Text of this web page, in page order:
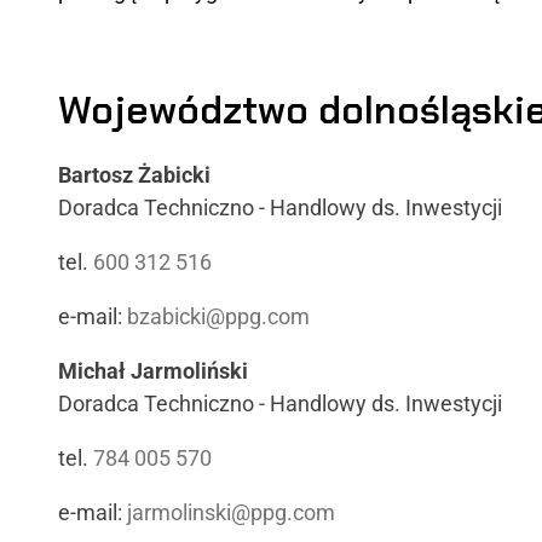
Województwo
Bartosz Żabicki
Doradca Techniczno - Handlowy ds. Inwestycji
tel. 600 312 516
e-mail: bzabicki@ppg.com
Michał Jarmoliński
Doradca Techniczno - Handlowy ds. Inwestycji
tel. 784 005 570
e-mail: jarmolinski@ppg.com